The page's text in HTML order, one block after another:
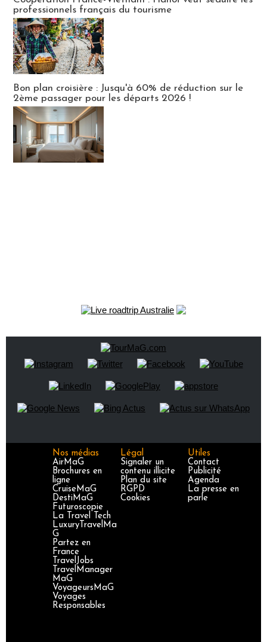
professionnels français du tourisme
Bon plan croisière : Jusqu'à 60% de réduction sur le
2ème passager pour les départs 2026 !
Nos médias
AirMaG
Brochures en
ligne
CruiseMaG
DestiMaG
Futuroscopie
La Travel Tech
LuxuryTravelMa
G
Partez en
France
TravelJobs
TravelManager
MaG
VoyageursMaG
Voyages
Responsables
Légal
Signaler un
contenu illicite
Plan du site
RGPD
Cookies
Utiles
Contact
Publicité
Agenda
La presse en
parle